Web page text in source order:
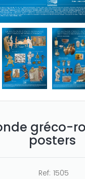
gréco-
posters
Ref: 1505